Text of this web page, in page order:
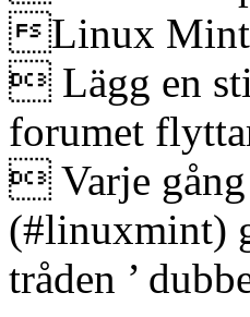
Linux Mint
 Lägg en
forumet
 Varje gång
(#linuxmint)
tråden ’